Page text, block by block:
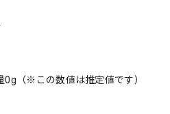
0g（※この数値は推定値です）